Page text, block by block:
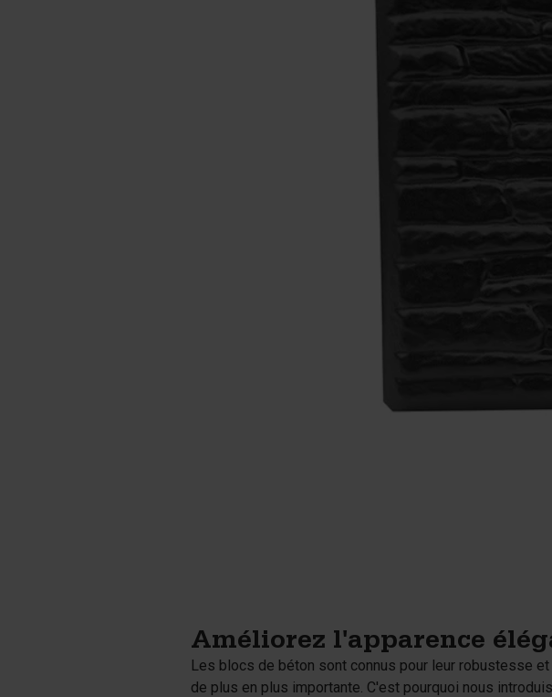
Améliorez l'apparence
Les blocs de béton sont connus pour leur robustesse
de plus en plus importante. C'est pourquoi nous